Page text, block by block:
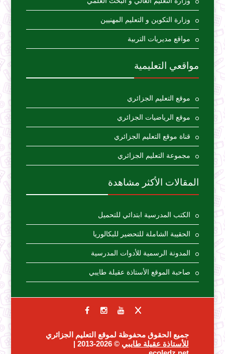
وزارة التكوين و التعليم المهنيين
مواقع مديريات التربية
مواقعي التعليمية
موقع التعليم الجزائري
موقع الرياضيات الجزائري
قناة موقع التعليم الجزائري
مجموعة التعليم الجزائري
المقالات الأكثر مشاهدة
الكتب المدرسية ابتدائي للتحميل
الحقيبة الشاملة للتحضير للبكالوريا
المدونة الرسمية للأدوات المدرسية
صاحبة الموقع الأستاذة عقيلة طايبي
جميع الحقوق محفوظة لموقع التعليم الجزائري
للأستاذة عقيلة طايبي © 2026-2013 |